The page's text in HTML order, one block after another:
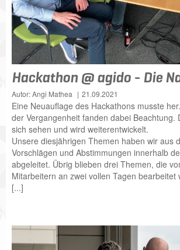
Hackathon @ agido - Die
Autor: Angi Mathea 21.09.2021
Eine Neuauflage des Hackathons musste
der Vergangenheit fanden dabei Beachtung.
sich sehen und wird weiterentwickelt.
Unsere diesjährigen Themen haben wir aus
Vorschlägen und Abstimmungen innerhalb
abgeleitet. Übrig blieben drei Themen, die
Mitarbeitern an zwei vollen Tagen bearbeitet
[...]